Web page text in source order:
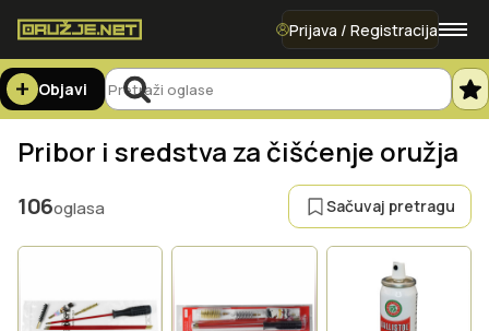
Prijava / Registracija
Objavi
Pribor i sredstva za čišćenje oružja
106oglasa Sačuvaj pretragu